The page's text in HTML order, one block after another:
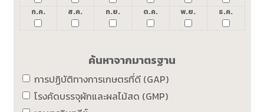
ก.ค. ส.ค. ก.ย. ต.ค. พ.ย. ธ.ค.
ค้นหาจากมาตรฐาน
การปฏิบัติทางการเกษตรที่ดี (GAP)
โรงคัดบรรจุผักและผลไม้สด (GMP)